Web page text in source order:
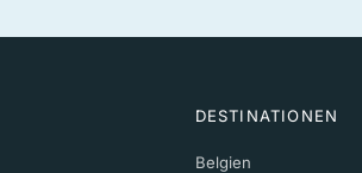
DESTINATIONEN
Belgien